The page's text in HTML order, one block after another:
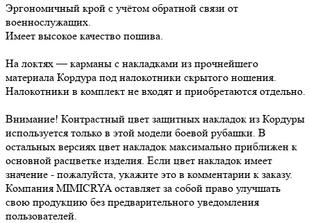
Эргономичный крой с учётом обратной связи от
военнослужащих.
Имеет высокое качество пошива.
На локтях — карманы с накладками из прочнейшего
материала Кордура под налокотники скрытого ношения.
Налокотники в комплект не входят и приобретаются отдельно.
Внимание! Контрастный цвет защитных накладок из Кордуры
используется только в этой модели боевой рубашки. В
остальных версиях цвет накладок максимально приближен к
основной расцветке изделия. Если цвет накладок имеет
значение - пожалуйста, укажите это в комментарии к заказу.
Компания MIMICRYA оставляет за собой право улучшать
свою продукцию без предварительного уведомления
пользователей.